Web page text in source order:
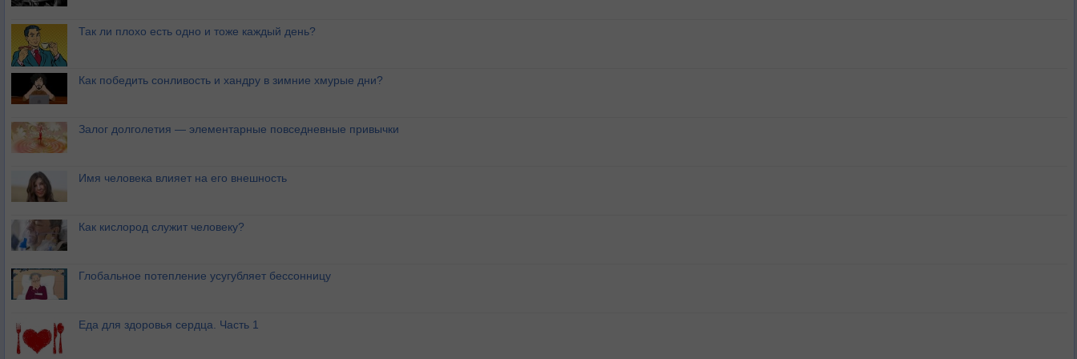
Так ли плохо есть одно и тоже каждый день?
Как победить сонливость и хандру в зимние хмурые дни?
Залог долголетия — элементарные повседневные привычки
Имя человека влияет на его внешность
Как кислород служит человеку?
Глобальное потепление усугубляет бессонницу
Еда для здоровья сердца. Часть 1